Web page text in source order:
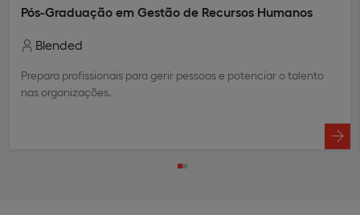
Pós-Graduação em Gestão de Recursos Humanos
Blended
Prepara profissionais para gerir pessoas e potenciar o talento
nas organizações.